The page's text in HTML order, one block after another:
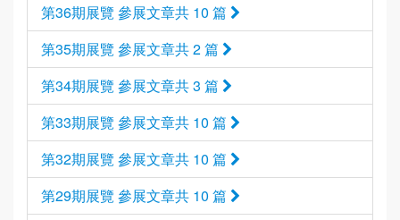
第36期展覽 參展文章共 10 篇
第35期展覽 參展文章共 2 篇
第34期展覽 參展文章共 3 篇
第33期展覽 參展文章共 10 篇
第32期展覽 參展文章共 10 篇
第29期展覽 參展文章共 10 篇